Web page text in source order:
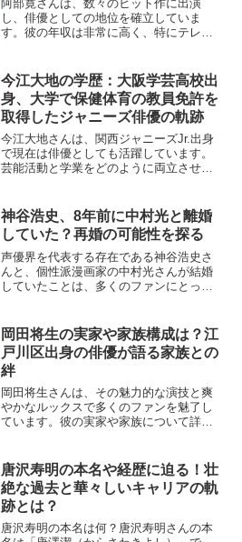
阿部寛さんは、数々のヒット作に出演
し、俳優としての地位を確立していま
す。彼の年収は非常に高く、特にテレビ
を見ていきましょう。、阿部寛の年収は
どれくらい？阿部寛さんの推...
今江大地の学歴：大阪学芸高校出
身、大学で保健体育の教員免許を
取得したジャニーズ俳優の軌跡
今江大地さんは、関西ジャニーズJr.出身
で現在は俳優としても活躍しています。
芸能活動と学業をどのように両立させた
はどこ？今江大地さんの出身高校は、大
阪学芸高校です。この...
神谷浩史、8年前に中村光と離婚
していた？再婚の可能性を探る
声優界を代表する存在である神谷浩史さ
んと、個性派漫画家の中村光さんが結婚
していたことは、多くのファンにとって
トな生活には関心が寄せられていました
が、最近の報道により...
岡田将生の実家や家族構成は？江
戸川区出身の俳優が語る家族との
絆
岡田将生さんは、その魅力的な演技と爽
やかなルックスで多くのファンを魅了し
ています。彼の実家や家族について詳し
家や家族構成、家族とのエピソードにつ
いて掘り下げます。岡田将...
唐沢寿明の本名や経歴に迫る！壮
絶な過去と華々しいキャリアの軌
跡とは？
唐沢寿明の本名は何？唐沢寿明さんの本